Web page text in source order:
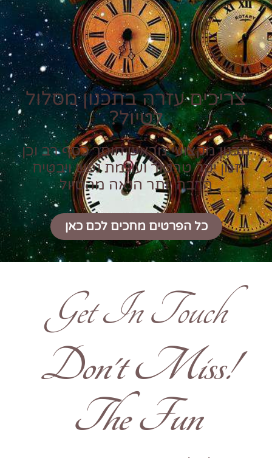
צריכים עזרה בתכנון מסלול
לטיול?
תכנון מקצועי מראש חוסך כסף רב וכן
זמן יקר טרטור ועוגמת נפש ויבטיח
הרבה יותר הנאה מהטיול
כל הפרטים מחכים לכם כאן
Get In Touch
!Don't Miss
The Fun